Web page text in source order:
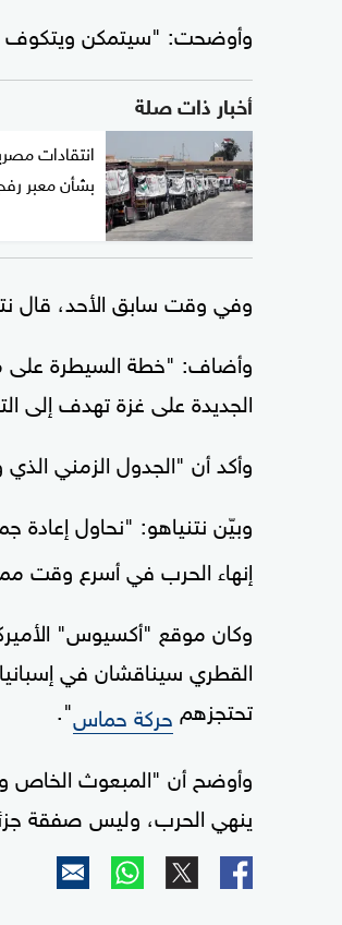
وأوضحت: "سيتمكن ويتكوف
أخبار ذات صلة
انتقادات
بشأن معبر
وفي وقت سابق الأحد، قال
وأضاف: "خطة السيطرة على
الجديدة على غزة تهدف إلى
وأكد أن "الجدول الزمني
وبيّن نتنياهو: "نحاول إعادة
إنهاء الحرب في أسرع وقت
وكان موقع "أكسيوس"
القطري سيناقشان في
تحتجزهم حركة حماس".
وأوضح أن "المبعوث الخاص
ينهي الحرب، وليس صفقة